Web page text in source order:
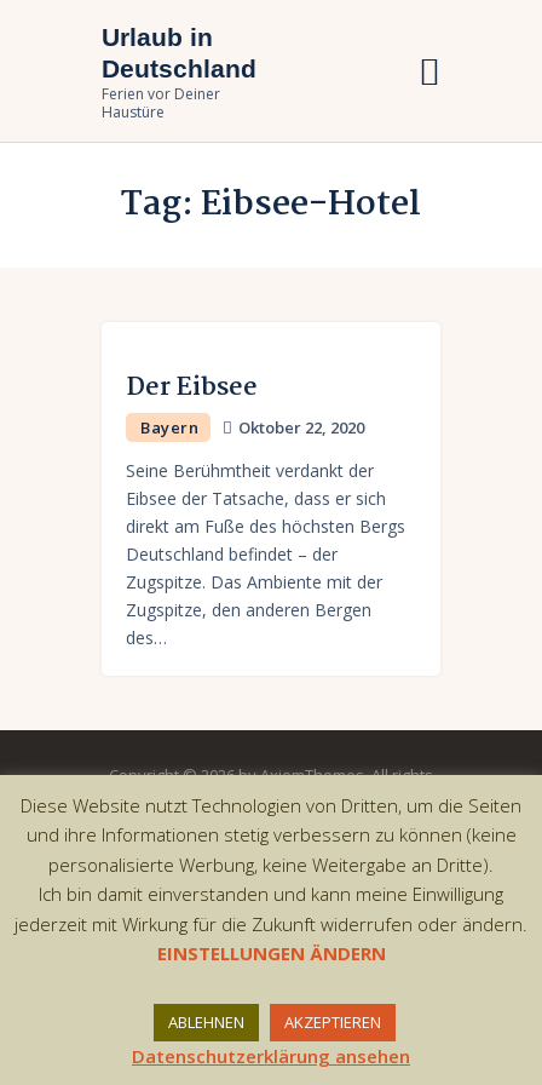
Urlaub in
Deutschland
Ferien vor Deiner
Haustüre
Tag: Eibsee-Hotel
Urlaub in Deutschland
Ferien vor Deiner Haustüre
Bundesländer
Der Eibsee
Bayern Oktober 22, 2020
Seine Berühmtheit verdankt der
Eibsee der Tatsache, dass er sich
direkt am Fuße des höchsten Bergs
Deutschland befindet – der
Zugspitze. Das Ambiente mit der
Zugspitze, den anderen Bergen
des…
Copyright © 2026 by AxiomThemes. All rights
reserved.
Diese Website nutzt Technologien von Dritten, um die Seiten
und ihre Informationen stetig verbessern zu können (keine
personalisierte Werbung, keine Weitergabe an Dritte).
Ich bin damit einverstanden und kann meine Einwilligung
jederzeit mit Wirkung für die Zukunft widerrufen oder ändern.
EINSTELLUNGEN ÄNDERN
ABLEHNEN AKZEPTIEREN
Datenschutzerklärung ansehen